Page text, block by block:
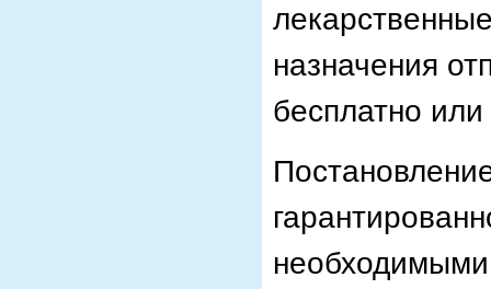
назначения
бесплатно